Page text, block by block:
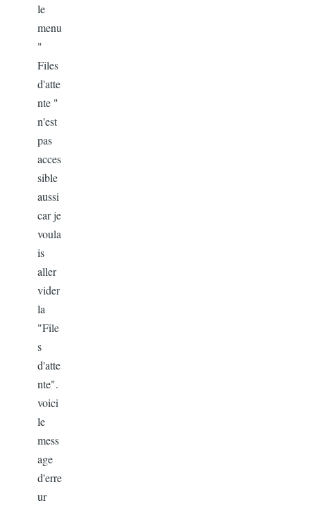
le
menu
"
Files
d'atte
nte "
n'est
pas
acces
sible
aussi
car je
voula
is
aller
vider
la
"File
s
d'atte
nte".
voici
le
mess
age
d'erre
ur